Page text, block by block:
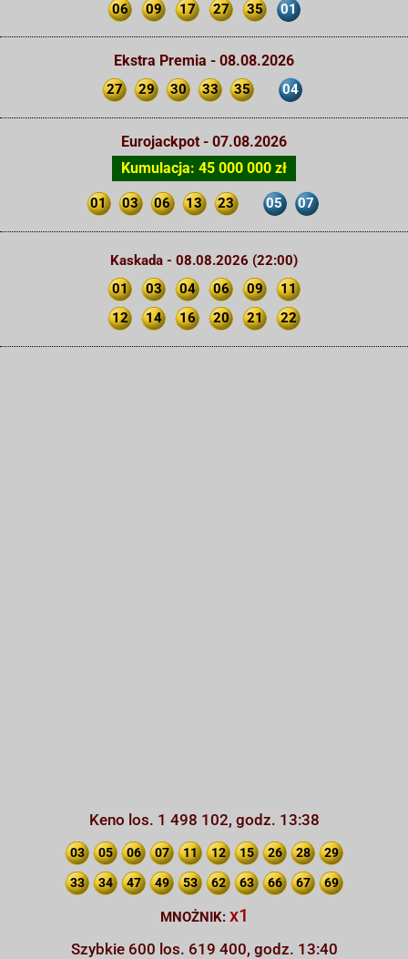
06 09 17 27 35 01
Ekstra Premia - 08.08.2026
27 29 30 33 35 04
Eurojackpot - 07.08.2026
Kumulacja: 45 000 000 zł
01 03 06 13 23 05 07
Kaskada - 08.08.2026 (22:00)
01
03 04 06 09
11
12
14 16 20 21 22
Keno los. 1 498 102, godz. 13:38
03 05 06 07 11 12 15 26 28 29
33 34 47 49 53 62 63 66 67 69
MNOŻNIK: x1
Szybkie 600 los. 619 400, godz. 13:40